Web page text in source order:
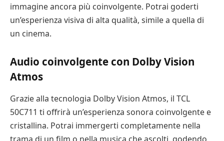
immagine ancora più coinvolgente. Potrai goderti
un’esperienza visiva di alta qualità, simile a quella di
un cinema.
Audio coinvolgente con Dolby Vision
Atmos
Grazie alla tecnologia Dolby Vision Atmos, il TCL
50C711 ti offrirà un’esperienza sonora coinvolgente e
cristallina. Potrai immergerti completamente nella
trama di un film o nella musica che ascolti, godendo